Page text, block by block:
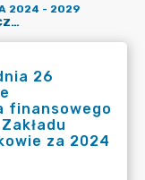
2024 - 2029
UCHWAŁA NR XIV/142/2025 Z DNIA 26 CZERWCA 2025 ROKU W SPRAWIE ZATWIERDZENIA SPRAWOZDANIA FINANSOWEGO SAMODZIELNEGO PUBLICZNEGO ZAKŁADU OPIEKI ZDROWOTNEJ W STĄPORKOWIE ZA 2024 ROK
26
finansowego
za 2024